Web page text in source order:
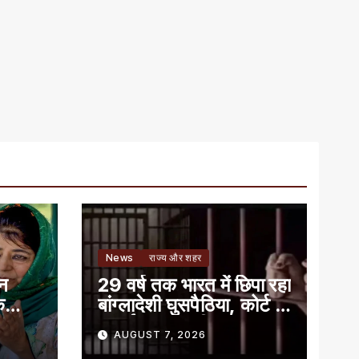
News राज्य और शहर
29 वर्ष तक भारत में छिपा रहा
बांग्लादेशी घुसपैठिया, कोर्ट ने
सुनाई 7 साल की सजा
AUGUST 7, 2026